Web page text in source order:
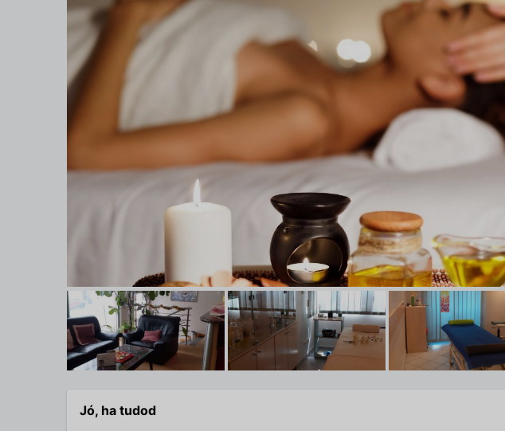
Jó, ha tudod